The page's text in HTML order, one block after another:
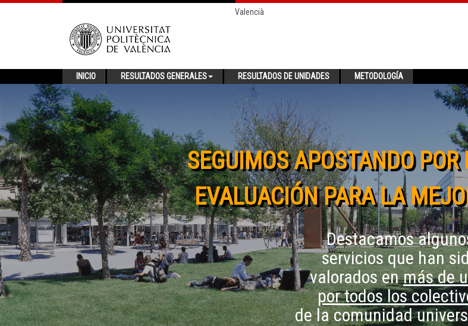
Valencià
INICIO RESULTADOS GENERALES RESULTADOS DE UNIDADES METODOLOGÍA
SEGUIMOS APOSTANDO POR
EVALUACIÓN PARA LA
Destacamos
servicios que han
valorados enmás de
por todos los
de la comunidad